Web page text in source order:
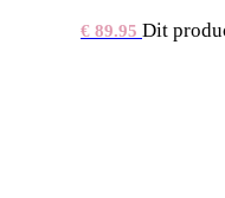
€ 89.95 Dit